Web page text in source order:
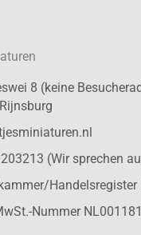
8 (keine
(Wir sprechen
Handelsregister
Nummer